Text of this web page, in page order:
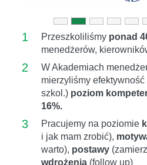
1 Przeszkoliliśmy ponad
menedżerów,
2
W Akademiach
mierzyliśmy
szkol.) poziom
16%.
3 Pracujemy na poziomie
i jak mam zrobić),
warto), postawy
wdrożenia (follow up)